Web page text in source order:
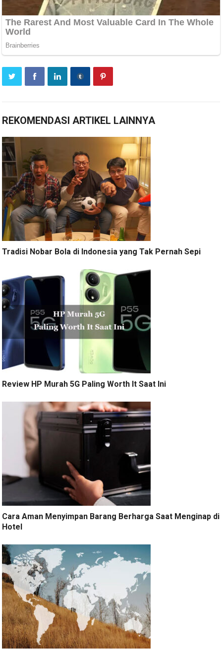
REKOMENDASI ARTIKEL LAINNYA
Tradisi Nobar Bola di Indonesia yang Tak Pernah Sepi
Review HP Murah 5G Paling Worth It Saat Ini
Cara Aman Menyimpan Barang Berharga Saat Menginap di
Hotel